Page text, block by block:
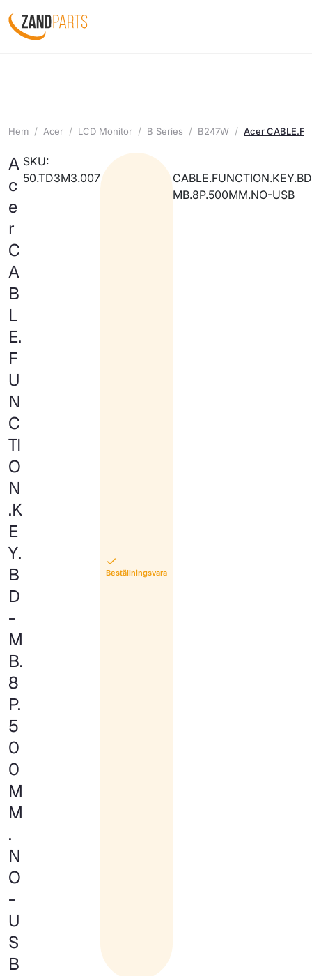
Hem Acer LCD Monitor B Series B247W Acer
A
c
e
r
C
A
B
L
E.
F
U
N
C
TI
O
N
.K
E
Y.
B
D
-
M
B.
8
P.
5
0
0
M
M
.
N
O
-
U
S
B
SKU:
50.TD3M3.007
Beställningsvara
MB.8P.500MM.NO-USB